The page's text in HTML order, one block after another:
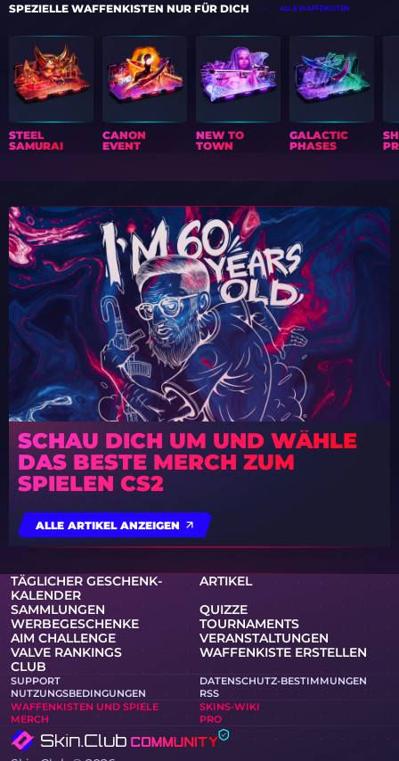
SPEZIELLE WAFFENKISTEN NUR FÜR DICH ALLE WAFFEKISTEN
STEEL
SAMURAI
CANON
EVENT
NEW TO
TOWN
GALACTIC
PHASES
SCHAU DICH UM UND WÄHLE
DAS BESTE MERCH ZUM
SPIELEN CS2
ALLE ARTIKEL ANZEIGEN
TÄGLICHER GESCHENK-
KALENDER
ARTIKEL
SAMMLUNGEN
QUIZZE
WERBEGESCHENKE
TOURNAMENTS
AIM CHALLENGE
VERANSTALTUNGEN
VALVE RANKINGS
WAFFENKISTE ERSTELLEN
CLUB
SUPPORT
DATENSCHUTZ-BESTIMMUNGEN
NUTZUNGSBEDINGUNGEN
RSS
WAFFENKISTEN UND SPIELE
SKINS-WIKI
MERCH
PRO